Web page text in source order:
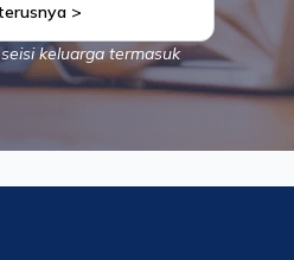
>
keluarga termasuk